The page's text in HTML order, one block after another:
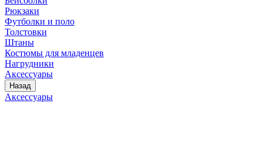
Рюкзаки
Футболки и поло
Толстовки
Штаны
Костюмы для младенцев
Нагрудники
Аксессуары
Назад
Аксессуары